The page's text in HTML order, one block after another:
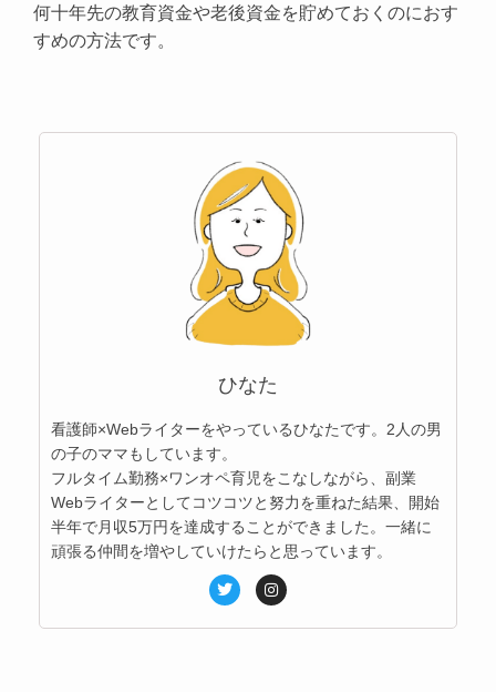
何十年先の教育資金や老後資金を貯めておくのにおす
すめの方法です。
ひなた
看護師×Webライターをやっているひなたです。2人の男
の子のママもしています。
フルタイム勤務×ワンオペ育児をこなしながら、副業
Webライターとしてコツコツと努力を重ねた結果、開始
半年で月収5万円を達成することができました。一緒に
頑張る仲間を増やしていけたらと思っています。